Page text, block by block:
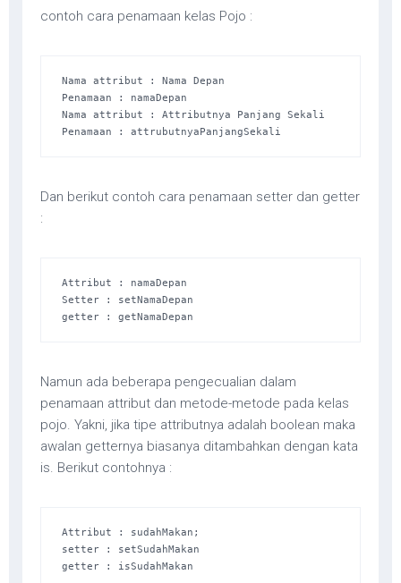
contoh cara penamaan kelas Pojo :
Nama attribut : Nama Depan
Penamaan : namaDepan
Nama attribut : Attributnya Panjang Sekali
Penamaan : attrubutnyaPanjangSekali
Dan berikut contoh cara penamaan setter dan getter
:
Attribut : namaDepan
Setter : setNamaDepan
getter : getNamaDepan
Namun ada beberapa pengecualian dalam
penamaan attribut dan metode-metode pada kelas
pojo. Yakni, jika tipe attributnya adalah boolean maka
awalan getternya biasanya ditambahkan dengan kata
is. Berikut contohnya :
Attribut : sudahMakan;
setter : setSudahMakan
getter : isSudahMakan